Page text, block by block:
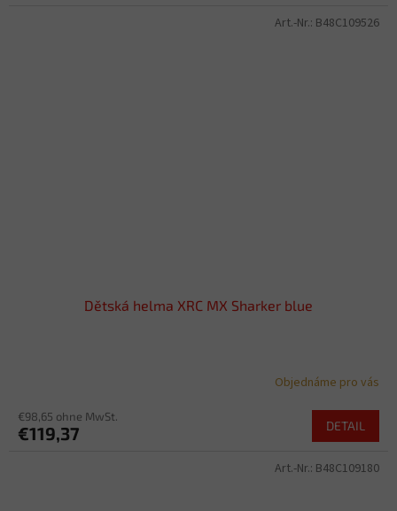
Dětská helma XRC MX Sharker blue
Objednáme pro vás
€98,65 ohne MwSt.
€119,37 DETAIL
Art.-Nr.: B48C109526
Art.-Nr.: B48C109180